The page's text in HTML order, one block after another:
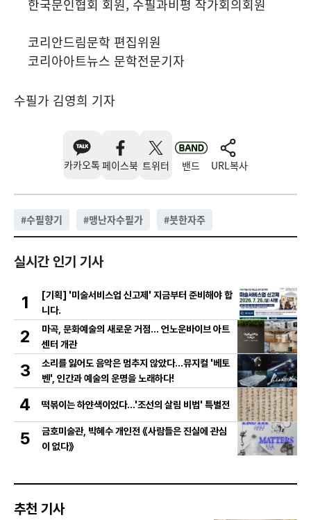
한국문인협회 회원, 수필과비평 작가회의회원
코리안드림문학 편집위원
코리아아트뉴스 문학전문기자
수필가 김영희 기자
카카오톡 페이스북 트위터 밴드 URL복사
#수필향기 #맹난자수필가 #붓한자주
실시간 인기 기사
1
[기획] '미술서비스업 신고제' 지금부터 준비해야 합
니다.
2
마곡, 문화예술의 새로운 거점… 언노운바이브 아트
센터 개관
3
소리를 잃어도 음악은 멈추지 않았다…뮤지컬 '베토
벤', 인간과 예술의 운명을 노래하다!
4 떡볶이는 하얀색이었다...'조선의 살림 비법' 특별전
5
금호미술관, 박혜수 개인전 《사람들은 진실에 관심
이 없다》
추천 기사